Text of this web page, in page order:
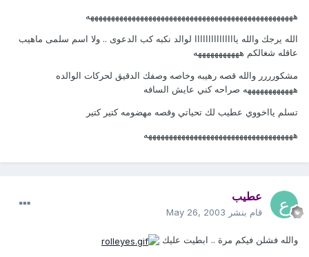
ههههههههههههههههههههههههههههههههههههههههههههههههههه
الله يرجك والله يااااااااااااااا لوالد نكبه كب الدعوى .. ولا اسم سلمى ماهيب
عاقله شغالكم هههههههههههه
مشكورررر والله قصه رهيبه وخاصه وصفك الدقيق لحركات الوالده
ههههههههههههه صراحه كني عايش السافه
تسلم يااخووي عطيب لك تحياتي وقصه مهضومه كتير كتير
ههههههههههههههههههههههههههههههههههههه
عطيب
قام بنشر May 26, 2003
والله فشلن فيكم مرة .. ابطيت عليك